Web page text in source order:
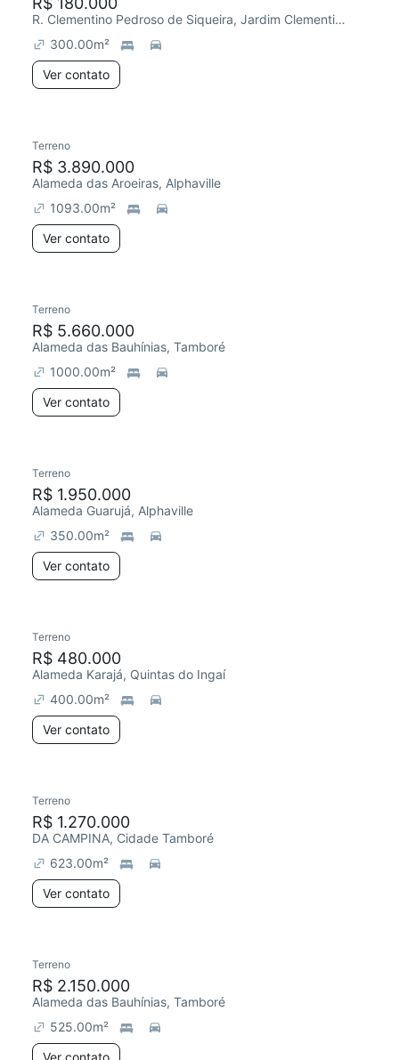
R. Clementino Pedroso de Siqueira, Jardim Clementino (Fazendinha)
300.00m²
Ver contato
Terreno
R$ 3.890.000
Alameda das Aroeiras, Alphaville
1093.00m²
Ver contato
Terreno
R$ 5.660.000
Alameda das Bauhínias, Tamboré
1000.00m²
Ver contato
Terreno
R$ 1.950.000
Alameda Guarujá, Alphaville
350.00m²
Ver contato
Terreno
R$ 480.000
Alameda Karajá, Quintas do Ingaí
400.00m²
Ver contato
Terreno
R$ 1.270.000
DA CAMPINA, Cidade Tamboré
623.00m²
Ver contato
Terreno
R$ 2.150.000
Alameda das Bauhínias, Tamboré
525.00m²
Ver contato